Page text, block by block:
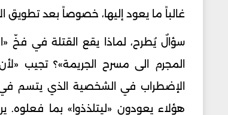
غالباً ما يعود إليها، خصوصاً بعد تطويق
سؤالٌ يُطرح، لماذا يقع القتلة في فخّ
الإضطراب في الشخصية الذي يتسم في
هؤلاء يعودون «ليتلذذوا» بما فعلوه.